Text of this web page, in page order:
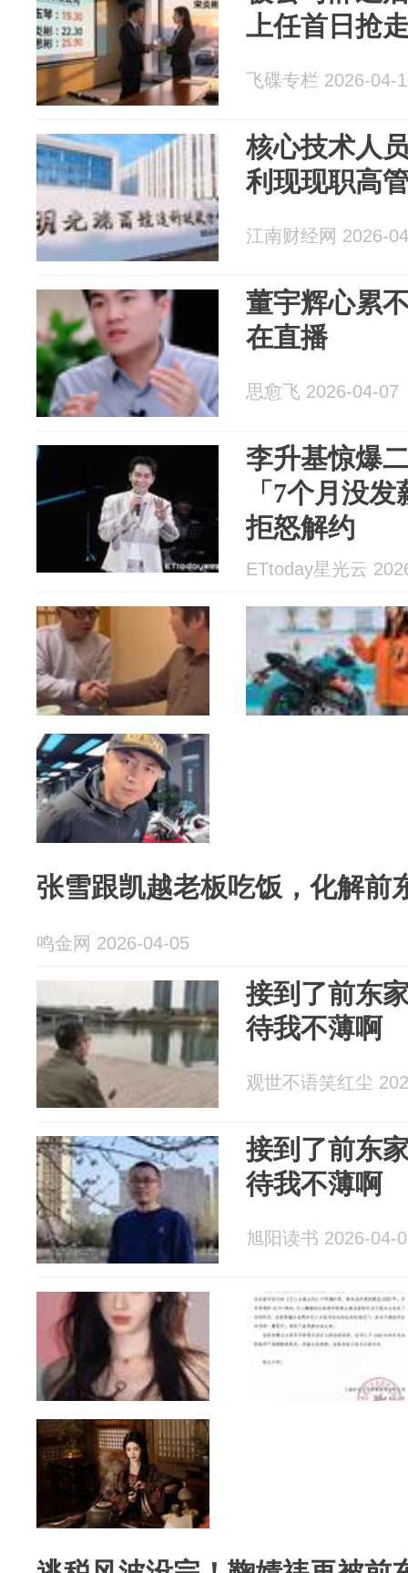
上任首日抢
飞碟专栏 2026-04-
核心技术人
利现现职高
江南财经网 2026-
董宇辉心累
在直播
思愈飞 2026-04-07
李升基惊爆
「7个月没
拒怒解约
ETtoday星光云
张雪跟凯越老板吃饭，化解前
鸣金网 2026-04-05
接到了前东
待我不薄啊
观世不语笑红尘
接到了前东
待我不薄啊
旭阳读书 2026-04-